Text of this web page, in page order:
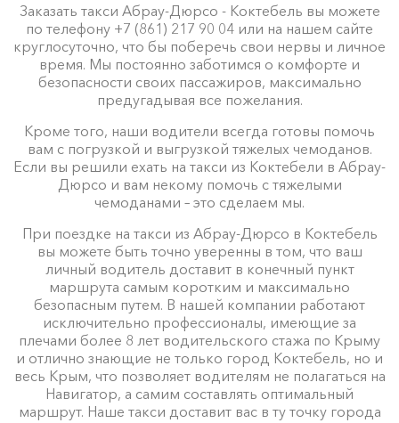
Заказать такси Абрау-Дюрсо - Коктебель вы можете
по телефону +7 (861) 217 90 04 или на нашем сайте
круглосуточно, что бы поберечь свои нервы и личное
время. Мы постоянно заботимся о комфорте и
безопасности своих пассажиров, максимально
предугадывая все пожелания.
Кроме того, наши водители всегда готовы помочь
вам с погрузкой и выгрузкой тяжелых чемоданов.
Если вы решили ехать на такси из Коктебели в Абрау-
Дюрсо и вам некому помочь с тяжелыми
чемоданами – это сделаем мы.
При поездке на такси из Абрау-Дюрсо в Коктебель
вы можете быть точно уверенны в том, что ваш
личный водитель доставит в конечный пункт
маршрута самым коротким и максимально
безопасным путем. В нашей компании работают
исключительно профессионалы, имеющие за
плечами более 8 лет водительского стажа по Крыму
и отлично знающие не только город Коктебель, но и
весь Крым, что позволяет водителям не полагаться на
Навигатор, а самим составлять оптимальный
маршрут. Наше такси доставит вас в ту точку города